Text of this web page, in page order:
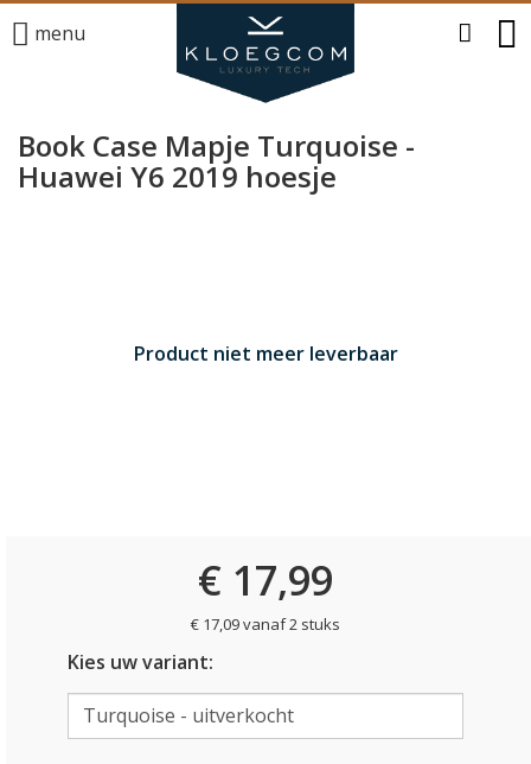
menu
Book Case Mapje Turquoise -
Huawei Y6 2019 hoesje
Product niet meer leverbaar
€ 17,99
€ 17,09 vanaf 2 stuks
Kies uw variant: